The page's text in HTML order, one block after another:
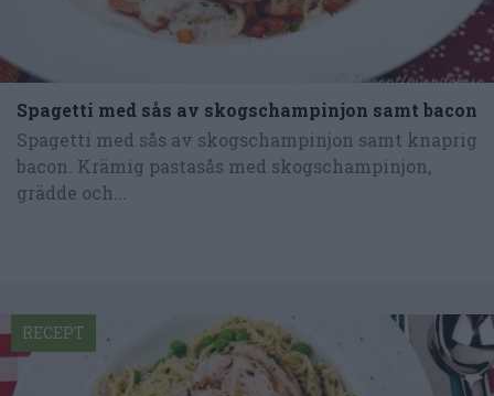
Spagetti med sås av skogschampinjon samt bacon
Spagetti med sås av skogschampinjon samt knaprig
bacon. Krämig pastasås med skogschampinjon,
grädde och...
RECEPT